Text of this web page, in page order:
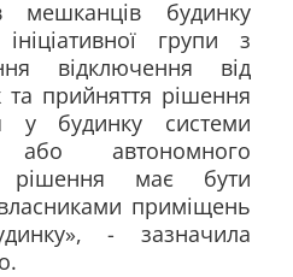
мешканців будинку
групи з
відключення від
прийняття рішення
у будинку системи
або автономного
рішення має бути
приміщень
- зазначила